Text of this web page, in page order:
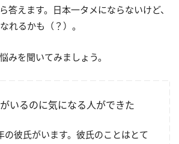
答えます。日本一タメにならないけど、
れるかも（？）。
みを聞いてみましょう。
いるのに気になる人ができた
の彼氏がいます。彼氏のことはとて